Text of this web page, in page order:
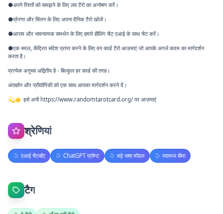
●अपने रिश्तों को समझने के लिए लव टैरो का अन्वेषण करें।
●प्रेरणा और चिंतन के लिए अपना दैनिक टैरो खोजें।
●आराम और भावनात्मक समर्थन के लिए हमारे हीलिंग चैट एआई के साथ चैट करें।
●एक सरल, केंद्रित संदेश प्राप्त करने के लिए वन कार्ड टैरो आज़माएं जो आपके अगले कदम का मार्गदर्शन
करता है।
प्रत्येक अनुभव अद्वितीय है - बिल्कुल हर कार्ड की तरह।
अंतर्ज्ञान और प्रौद्योगिकी को एक साथ आपका मार्गदर्शन करने दें।
💫👉 इसे अभी https://www.randomtarotcard.org/ पर आज़माएं
श्रेणियां
एआई चैटबॉट ChatGPT प्रॉम्प्ट बड़े भाषा मॉडल स्वास्थ्य बीमा
टैग